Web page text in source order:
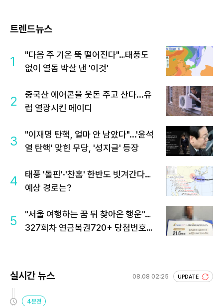
트렌드뉴스
1
"다음 주 기온 뚝 떨어진다"…태풍도
없이 열돔 박살 낸 '이것'
2
중국산 에어콘을 웃돈 주고 산다...유
럽 열광시킨 메이디
3
"이재명 탄핵, 얼마 안 남았다"...'윤석
열 탄핵' 맞힌 무당, '성지글' 등장
4
태풍 '돌핀'·'찬홈' 한반도 빗겨간다…
예상 경로는?
5
"서울 여행하는 꿈 뒤 찾아온 행운"…
327회차 연금복권720+ 당첨번호조
실시간 뉴스 08.08 02:25 UPDATE
4분전